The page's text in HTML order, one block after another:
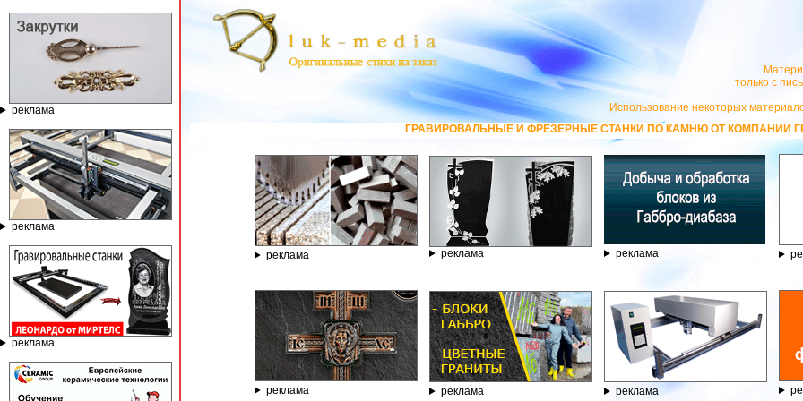
реклама
реклама
реклама
только с
Использование некоторых
ГРАВИРОВАЛЬНЫЕ И ФРЕЗЕРНЫЕ СТАНКИ ПО КАМНЮ ОТ КОМПАНИИ ГРАВЁР - ТЕЛЕФОН
реклама реклама реклама
реклама реклама реклама